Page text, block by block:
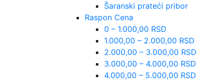
Šaranski prateći pribor
Raspon Cena
0 – 1.000,00 RSD
1.000,00 – 2.000,00 RSD
2.000,00 – 3.000,00 RSD
3.000,00 – 4.000,00 RSD
4.000,00 – 5.000,00 RSD